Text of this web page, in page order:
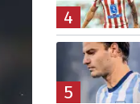
4
5